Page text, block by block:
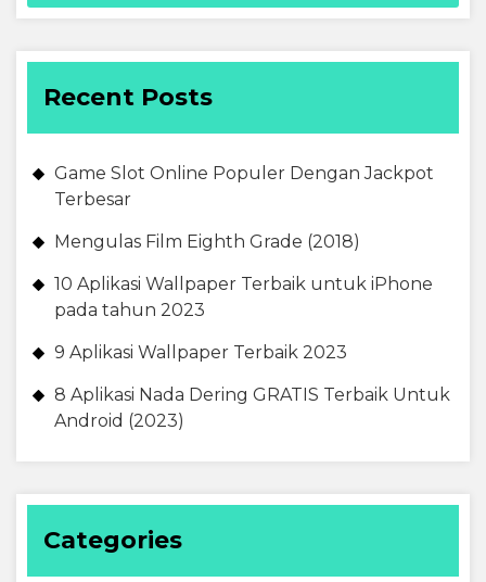
Recent Posts
Game Slot Online Populer Dengan Jackpot
Terbesar
Mengulas Film Eighth Grade (2018)
10 Aplikasi Wallpaper Terbaik untuk iPhone
pada tahun 2023
9 Aplikasi Wallpaper Terbaik 2023
8 Aplikasi Nada Dering GRATIS Terbaik Untuk
Android (2023)
Categories